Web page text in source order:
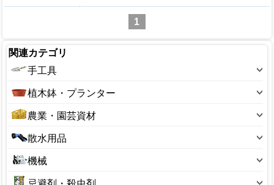
1
関連カテゴリ
手工具
斧
鋏(ハサミ)
鉈(ナタ)
のこぎり(園芸用)
スコップ
レーキ・くまで
植木鉢・プランター
10～19型
20～29型
30～39型
40～49型
50～59型
農業・園芸資材
アルミ線・結束タイ
フルイ(園芸用)
ボトル・容器
散水用品
散水ホース
散水ノズル
機械
刈払用品